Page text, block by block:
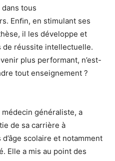
tous
Enﬁn, en stimulant ses
il les développe et
de réussite intellectuelle.
plus performant, n’est-
tout enseignement ?
généraliste, a
de sa carrière à
d’âge scolaire et notamment
Elle a mis au point des